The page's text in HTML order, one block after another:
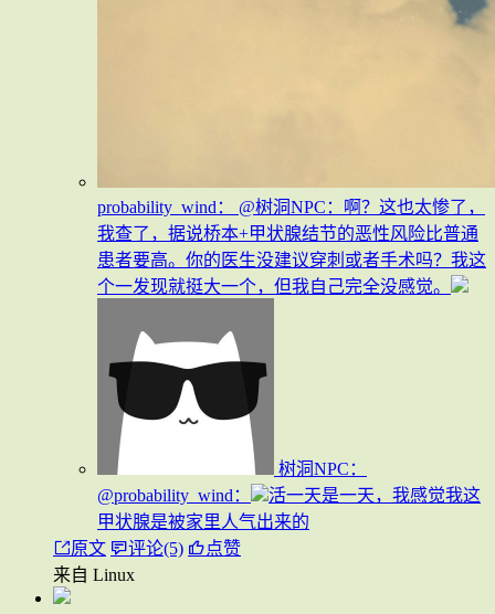
probability_wind：
@树洞NPC：啊？这也太惨了，
我查了，据说桥本+甲状腺结节的恶性风险比普通
患者要高。你的医生没建议穿刺或者手术吗？我这
个一发现就挺大一个，但我自己完全没感觉。
树洞NPC：
@probability_wind：
活一天是一天，我感觉我这
甲状腺是被家里人气出来的
原文
评论(5)
点赞
来自 Linux